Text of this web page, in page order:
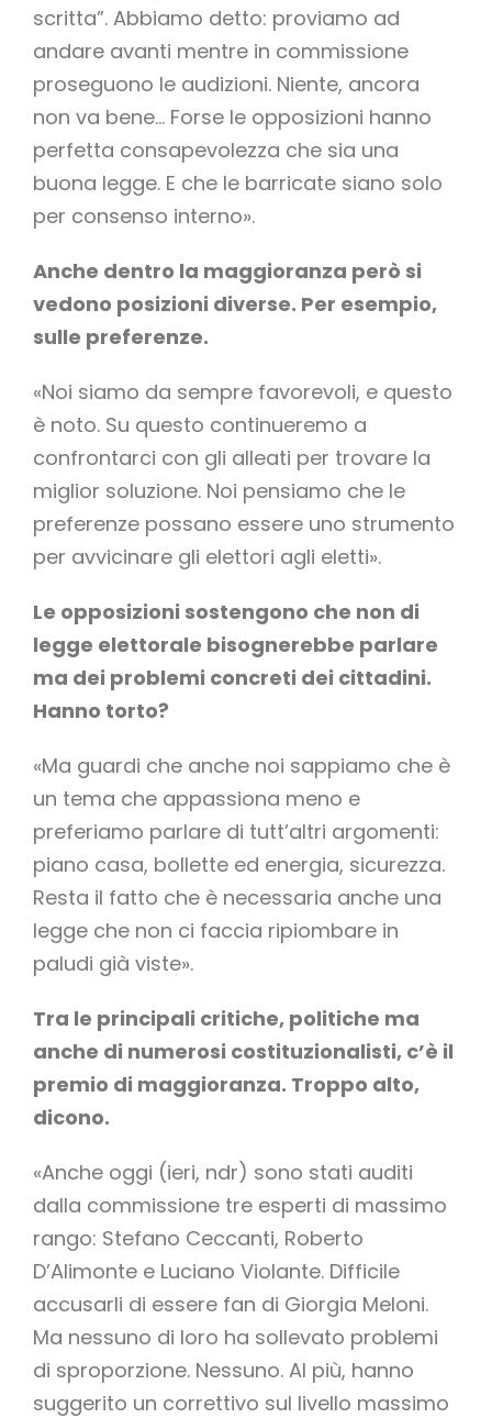
scritta”. Abbiamo detto: proviamo ad
andare avanti mentre in commissione
proseguono le audizioni. Niente, ancora
non va bene… Forse le opposizioni hanno
perfetta consapevolezza che sia una
buona legge. E che le barricate siano solo
per consenso interno».
Anche dentro la maggioranza però si
vedono posizioni diverse. Per esempio,
sulle preferenze.
«Noi siamo da sempre favorevoli, e questo
è noto. Su questo continueremo a
confrontarci con gli alleati per trovare la
miglior soluzione. Noi pensiamo che le
preferenze possano essere uno strumento
per avvicinare gli elettori agli eletti».
Le opposizioni sostengono che non di
legge elettorale bisognerebbe parlare
ma dei problemi concreti dei cittadini.
Hanno torto?
«Ma guardi che anche noi sappiamo che è
un tema che appassiona meno e
preferiamo parlare di tutt’altri argomenti:
piano casa, bollette ed energia, sicurezza.
Resta il fatto che è necessaria anche una
legge che non ci faccia ripiombare in
paludi già viste».
Tra le principali critiche, politiche ma
anche di numerosi costituzionalisti, c’è il
premio di maggioranza. Troppo alto,
dicono.
«Anche oggi (ieri, ndr) sono stati auditi
dalla commissione tre esperti di massimo
rango: Stefano Ceccanti, Roberto
D’Alimonte e Luciano Violante. Difficile
accusarli di essere fan di Giorgia Meloni.
Ma nessuno di loro ha sollevato problemi
di sproporzione. Nessuno. Al più, hanno
suggerito un correttivo sul livello massimo